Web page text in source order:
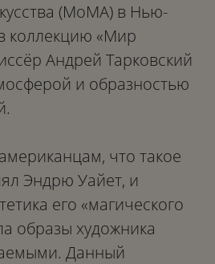
(МоМА) в Нью-
коллекцию «Мир
Андрей Тарковский
и образностью
что такое
Эндрю Уайет, и
его «магического
образы художника
Данный